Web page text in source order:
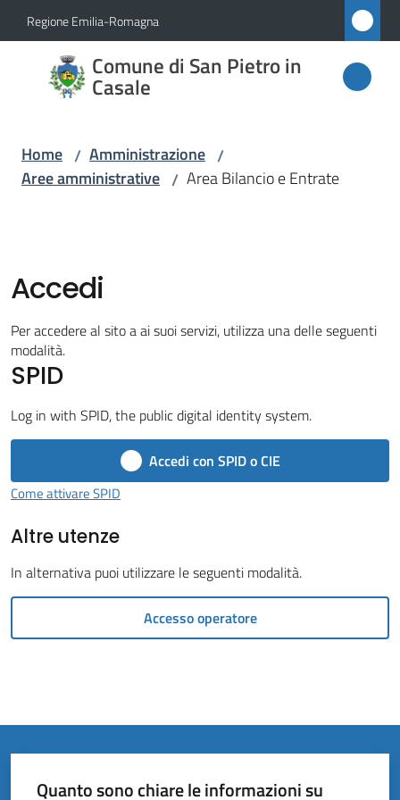
Vai al contenuto
Vai alla navigazione
Vai al footer
Regione Emilia-Romagna
Comune di San Pietro in
Casale
Comune
di San
Casale
Menu selezionato
Novità
Servizi
il
Amministrazione
Trasparente
Tutti
Home / Amministrazione /
Aree amministrative / Area Bilancio e Entrate
Accedi
Per accedere al sito a ai suoi servizi, utilizza una delle seguenti
modalità.
SPID
Log in with SPID, the public digital identity system.
Accedi con SPID o CIE
Come attivare SPID
Altre utenze
In alternativa puoi utilizzare le seguenti modalità.
Accesso operatore
Quanto sono chiare le informazioni su